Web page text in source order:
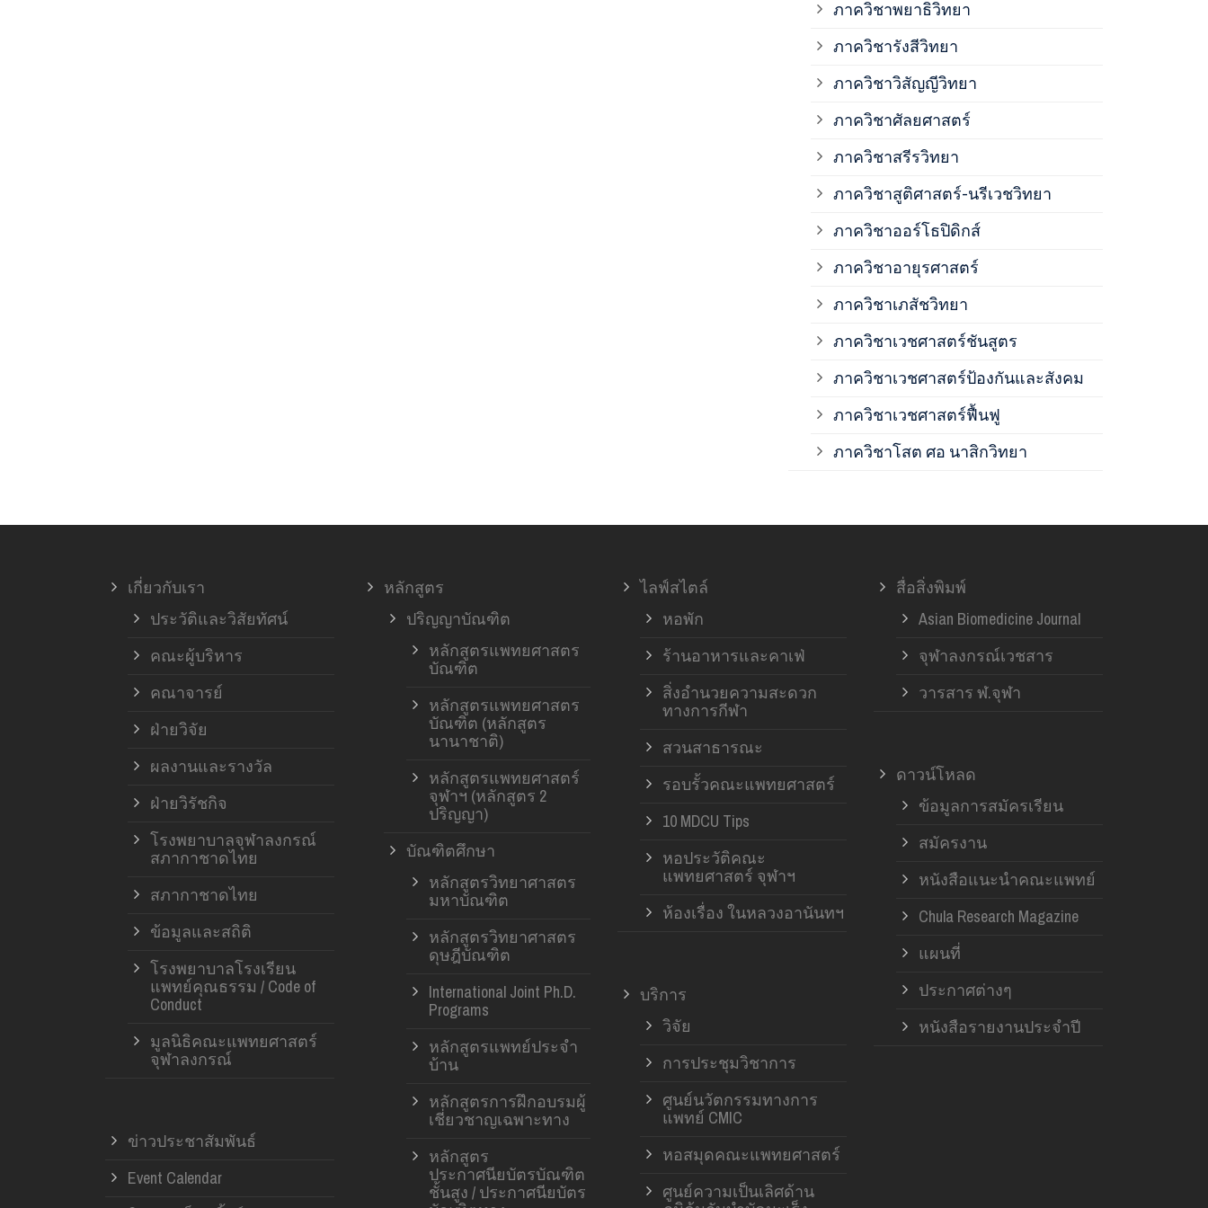
ภาควิชาพยาธิวิทยา
ภาควิชารังสีวิทยา
ภาควิชาวิสัญญีวิทยา
ภาควิชาศัลยศาสตร์
ภาควิชาสรีรวิทยา
ภาควิชาสูติศาสตร์-นรีเวชวิทยา
ภาควิชาออร์โธปิดิกส์
ภาควิชาอายุรศาสตร์
ภาควิชาเภสัชวิทยา
ภาควิชาเวชศาสตร์ชันสูตร
ภาควิชาเวชศาสตร์ป้องกันและสังคม
ภาควิชาเวชศาสตร์ฟื้นฟู
ภาควิชาโสต ศอ นาสิกวิทยา
เกี่ยวกับเรา
ประวัติและวิสัยทัศน์
คณะผู้บริหาร
คณาจารย์
ฝ่ายวิจัย
ผลงานและรางวัล
ฝ่ายวิรัชกิจ
โรงพยาบาลจุฬาลงกรณ์
สภากาชาดไทย
สภากาชาดไทย
ข้อมูลและสถิติ
โรงพยาบาลโรงเรียน
แพทย์คุณธรรม / Code of
Conduct
มูลนิธิคณะแพทยศาสตร์
จุฬาลงกรณ์
ข่าวประชาสัมพันธ์
Event Calendar
หลักสูตร
ปริญญาบัณฑิต
หลักสูตรแพทยศาสตร
บัณฑิต
หลักสูตรแพทยศาสตร
บัณฑิต (หลักสูตร
นานาชาติ)
หลักสูตรแพทยศาสตร์
จุฬาฯ (หลักสูตร 2
ปริญญา)
บัณฑิตศึกษา
หลักสูตรวิทยาศาสตร
มหาบัณฑิต
หลักสูตรวิทยาศาสตร
ดุษฎีบัณฑิต
International Joint Ph.D.
Programs
หลักสูตรแพทย์ประจำ
บ้าน
หลักสูตรการฝึกอบรมผู้
เชี่ยวชาญเฉพาะทาง
หลักสูตร
ประกาศนียบัตรบัณฑิต
ชั้นสูง / ประกาศนียบัตร
ไลฟ์สไตล์
หอพัก
ร้านอาหารและคาเฟ่
สิ่งอำนวยความสะดวก
ทางการกีฬา
สวนสาธารณะ
รอบรั้วคณะแพทยศาสตร์
10 MDCU Tips
หอประวัติคณะ
แพทยศาสตร์ จุฬาฯ
ห้องเรื่อง ในหลวงอานันทฯ
บริการ
วิจัย
การประชุมวิชาการ
ศูนย์นวัตกรรมทางการ
แพทย์ CMIC
หอสมุดคณะแพทยศาสตร์
ศูนย์ความเป็นเลิศด้าน
สื่อสิ่งพิมพ์
Asian Biomedicine Journal
จุฬาลงกรณ์เวชสาร
วารสาร ฬ.จุฬา
ดาวน์โหลด
ข้อมูลการสมัครเรียน
สมัครงาน
หนังสือแนะนำคณะแพทย์
Chula Research Magazine
แผนที่
ประกาศต่างๆ
หนังสือรายงานประจำปี